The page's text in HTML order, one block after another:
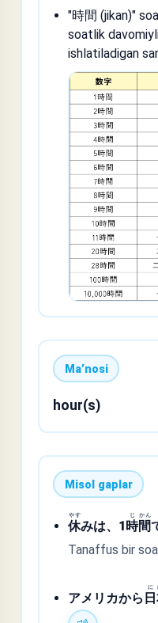
"時間 (jikan)"
soatlik
ishlatiladigan
Maʼnosi
hour(s)
Misol gaplar
休
やす
みは、1時
じ
間
かん
Tanaffus bir
アメリカから 日
に